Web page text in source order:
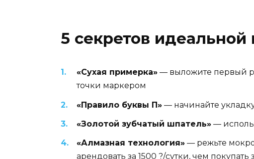
5 секретов
«Сухая примерка» — выложите первый
точки маркером
«Правило буквы П» — начинайте
«Золотой зубчатый шпатель» —
«Алмазная технология» — режьте
арендовать за 1500 ?/сутки, чем покупать